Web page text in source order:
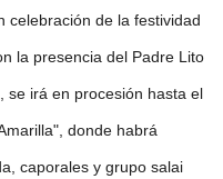
celebración de la festividad
la presencia del Padre Lito
se irá en procesión hasta el
donde habrá
caporales y grupo salai